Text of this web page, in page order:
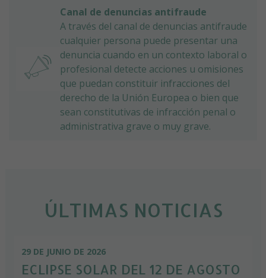
Canal de denuncias antifraude
A través del canal de denuncias antifraude
cualquier persona puede presentar una
denuncia cuando en un contexto laboral o
profesional detecte acciones u omisiones
que puedan constituir infracciones del
derecho de la Unión Europea o bien que
sean constitutivas de infracción penal o
administrativa grave o muy grave.
ÚLTIMAS NOTICIAS
29 DE JUNIO DE 2026
ECLIPSE SOLAR DEL 12 DE AGOSTO